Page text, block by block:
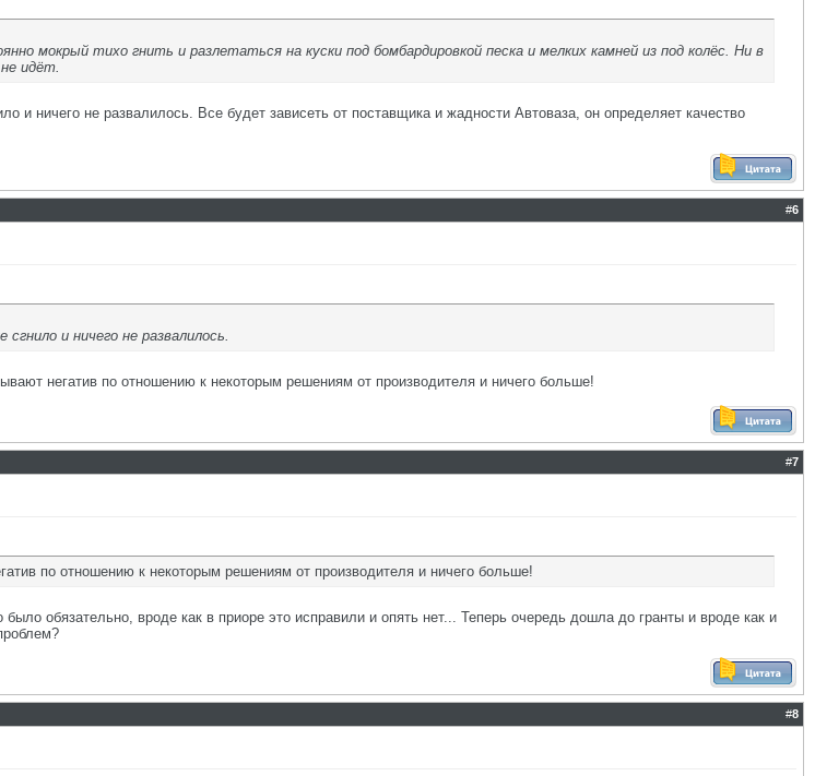
мокрый тихо гнить и разлетаться на куски под бомбардировкой песка и мелких камней из под колёс. Ни в
идёт.
и ничего не развалилось. Все будет зависеть от поставщика и жадности Автоваза, он определяет качество
#6
и ничего не развалилось.
негатив по отношению к некоторым решениям от производителя и ничего больше!
#7
по отношению к некоторым решениям от производителя и ничего больше!
обязательно, вроде как в приоре это исправили и опять нет... Теперь очередь дошла до гранты и вроде как и
#8